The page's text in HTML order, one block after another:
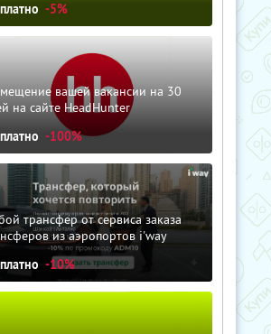
-5%
вашей вакансии на 30
на сайте HeadHunter
-100%
трансфер от сервиса заказа
из аэропортов i'way
-10%